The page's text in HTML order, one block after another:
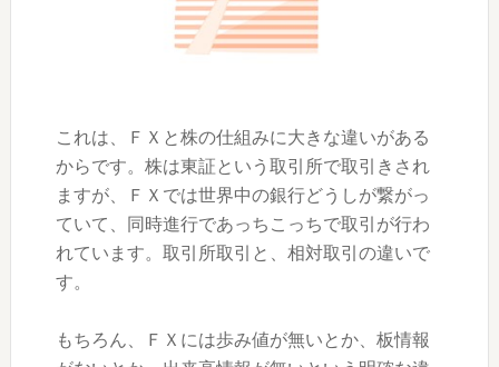
これは、ＦＸと株の仕組みに大きな違いがある
からです。株は東証という取引所で取引きされ
ますが、ＦＸでは世界中の銀行どうしが繋がっ
ていて、同時進行であっちこっちで取引が行わ
れています。取引所取引と、相対取引の違いで
す。
もちろん、ＦＸには歩み値が無いとか、板情報